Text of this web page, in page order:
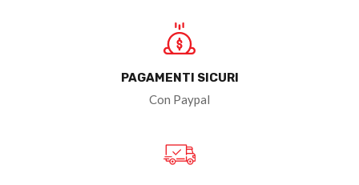
PAGAMENTI SICURI
Con Paypal